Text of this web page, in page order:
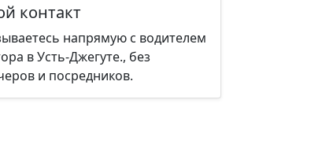
контакт
напрямую с водителем
в Усть-Джегуте., без
и посредников.